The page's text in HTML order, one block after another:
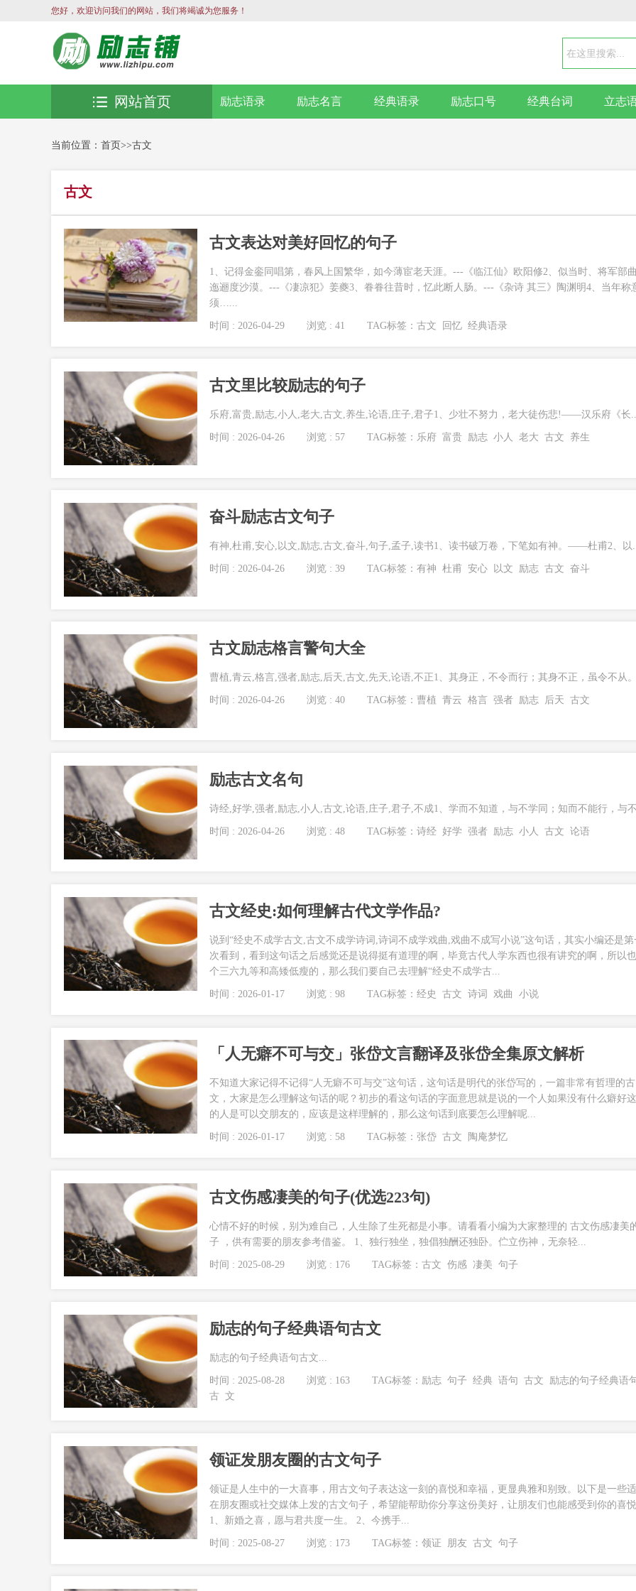
您好，欢迎访问我们的网站，我们将竭诚为您服务！
励志语录 励志名言 经典语录 励志口号 经典台词 立志
网站首页
当前位置： 首页>>古文
古文
古文表达对美好回忆的句子
1、记得金銮同唱第，春风上国繁华，如今薄宦老天涯。---《临江仙》欧阳修2、似当时、将军部曲
迤逦度沙漠。---《凄凉犯》姜夔3、眷眷往昔时，忆此断人肠。---《杂诗 其三》陶渊明4、当年称
须…...
时间 : 2026-04-29 浏览 : 41 TAG标签：古文 回忆 经典语录
古文里比较励志的句子
乐府,富贵,励志,小人,老大,古文,养生,论语,庄子,君子1、少壮不努力，老大徒伤悲!――汉乐府《长
时间 : 2026-04-26 浏览 : 57 TAG标签： 乐府 富贵 励志 小人 老大 古文 养生
奋斗励志古文句子
有神,杜甫,安心,以文,励志,古文,奋斗,句子,孟子,读书1、读书破万卷，下笔如有神。——杜甫2、以
时间 : 2026-04-26 浏览 : 39 TAG标签：有神 杜甫 安心 以文 励志 古文 奋斗
古文励志格言警句大全
曹植,青云,格言,强者,励志,后天,古文,先天,论语,不正1、其身正，不令而行；其身不正，虽令不从
时间 : 2026-04-26 浏览 : 40 TAG标签： 曹植 青云 格言 强者 励志 后天 古文
励志古文名句
诗经,好学,强者,励志,小人,古文,论语,庄子,君子,不成1、学而不知道，与不学同；知而不能行，与
时间 : 2026-04-26 浏览 : 48 TAG标签：诗经 好学 强者 励志 小人 古文 论语
古文经史:如何理解古代文学作品?
说到“经史不成学古文,古文不成学诗词,诗词不成学戏曲,戏曲不成写小说”这句话，其实小编还是第
次看到，看到这句话之后感觉还是说得挺有道理的啊，毕竟古代人学东西也很有讲究的啊，所以
个三六九等和高矮低瘦的，那么我们要自己去理解“经史不成学古...
时间 : 2026-01-17 浏览 : 98 TAG标签：经史 古文 诗词 戏曲 小说
「人无癖不可与交」张岱文言翻译及张岱全集原文解析
不知道大家记得不记得“人无癖不可与交”这句话，这句话是明代的张岱写的，一篇非常有哲理的古
文，大家是怎么理解这句话的呢？初步的看这句话的字面意思就是说的一个人如果没有什么癖好
的人是可以交朋友的，应该是这样理解的，那么这句话到底要怎么理解呢...
时间 : 2026-01-17 浏览 : 58 TAG标签： 张岱 古文 陶庵梦忆
古文伤感凄美的句子(优选223句)
心情不好的时候，别为难自己，人生除了生死都是小事。请看看小编为大家整理的 古文伤感凄美
子 ，供有需要的朋友参考借鉴。 1、独行独坐，独倡独酬还独卧。伫立伤神，无奈轻...
时间 : 2025-08-29 浏览 : 176 TAG标签：古文 伤感 凄美 句子
励志的句子经典语句古文
励志的句子经典语句古文...
时间 : 2025-08-28 浏览 : 163 TAG标签： 励志 句子 经典 语句 古文
励志的句子经典语
古 文
领证发朋友圈的古文句子
领证是人生中的一大喜事，用古文句子表达这一刻的喜悦和幸福，更显典雅和别致。以下是一些
在朋友圈或社交媒体上发的古文句子，希望能帮助你分享这份美好，让朋友们也能感受到你的喜悦
1、新婚之喜，愿与君共度一生。 2、今携手...
时间 : 2025-08-27 浏览 : 173 TAG标签：领证 朋友 古文 句子